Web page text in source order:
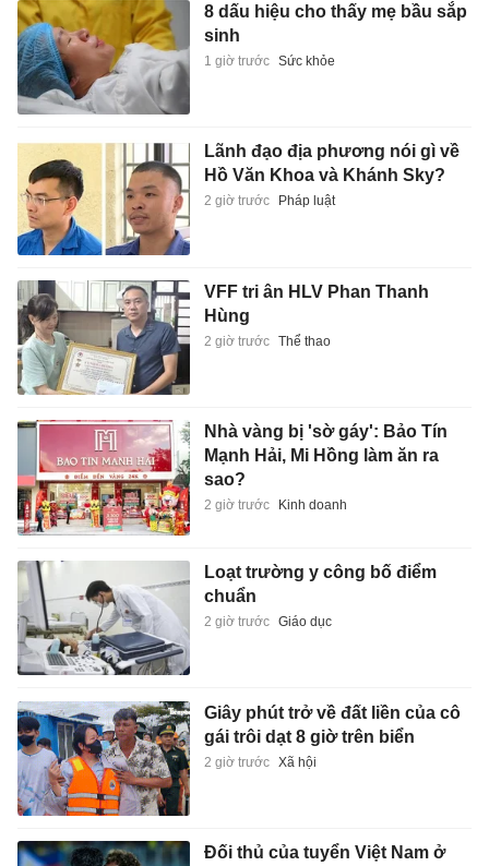
8 dấu hiệu cho thấy mẹ bầu sắp
sinh
1 giờ trước Sức khỏe
Lãnh đạo địa phương nói gì về
Hồ Văn Khoa và Khánh Sky?
2 giờ trước Pháp luật
VFF tri ân HLV Phan Thanh
Hùng
2 giờ trước Thể thao
Nhà vàng bị 'sờ gáy': Bảo Tín
Mạnh Hải, Mi Hồng làm ăn ra
sao?
2 giờ trước Kinh doanh
Loạt trường y công bố điểm
chuẩn
2 giờ trước Giáo dục
Giây phút trở về đất liền của cô
gái trôi dạt 8 giờ trên biển
2 giờ trước Xã hội
Đối thủ của tuyển Việt Nam ở